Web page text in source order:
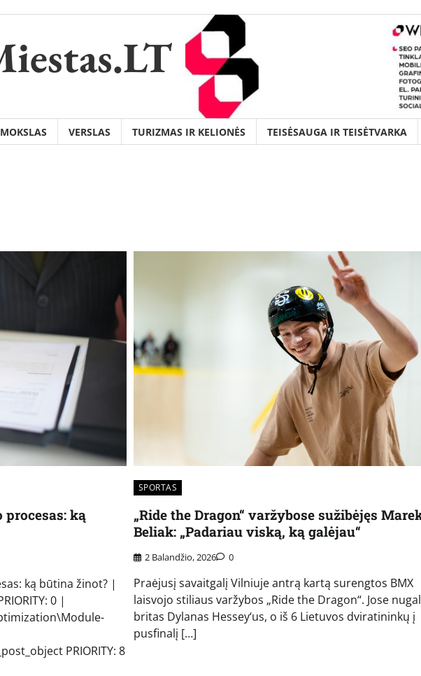
VERSLAS TURIZMAS IR KELIONĖS TEISĖSAUGA IR TEISĖTVARKA
ką
ką būtina žinot? |
0 |
PRIORITY: 8
SPORTAS
„Ride the Dragon“ varžybose sužibėjęs
Beliak: „Padariau viską, ką galėjau“
2 Balandžio, 2026 0
Praėjusį savaitgalį Vilniuje antrą kartą surengtos BMX
laisvojo stiliaus varžybos „Ride the Dragon“. Jose
britas Dylanas Hessey‘us, o iš 6 Lietuvos dviratininkų į
pusfinalį […]